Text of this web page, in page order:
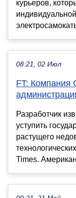
курьеров,
08:21, 02 Июл
FT: Компания
Разработчик
уступить
растущего
Times.